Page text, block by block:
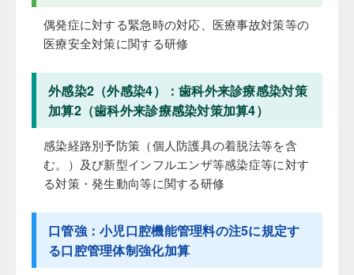
偶発症に対する緊急時の対応、医療事故対策等の
医療安全対策に関する研修
外感染2（外感染4）：歯科外来診療感染対策
加算2（歯科外来診療感染対策加算4）
感染経路別予防策（個人防護具の着脱法等を含
む。）及び新型インフルエンザ等感染症等に対す
る対策・発生動向等に関する研修
口管強：小児口腔機能管理料の注5に規定す
る口腔管理体制強化加算